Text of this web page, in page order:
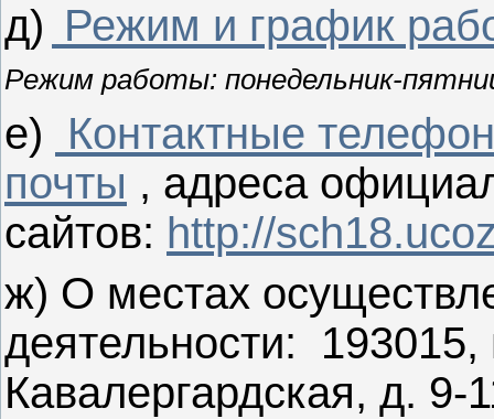
д) Режим и график
Режим работы: понедельник-
е)
Контактные
почты , адреса
сайтов: http://
ж) О местах
деятельности: 193015,
Кавалергардская, д. 9-